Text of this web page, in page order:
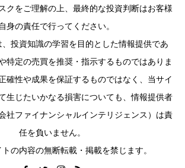
クをご理解の上、最終的な投資判断はお客様
身の責任で行ってください。
投資知識の学習を目的とした情報提供であ
特定の売買を推奨・指示するものではありま
確性や成果を保証するものではなく、当サイ
生じたいかなる損害についても、情報提供者
社ファイナンシャルインテリジェンス）は責
任を負いません。
の内容の無断転載・掲載を禁じます。